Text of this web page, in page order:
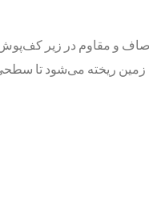
مقاوم در زیر کف‌پوش‌ها
ریخته می‌شود تا